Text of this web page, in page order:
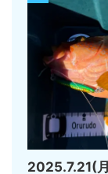
2025.7.21(